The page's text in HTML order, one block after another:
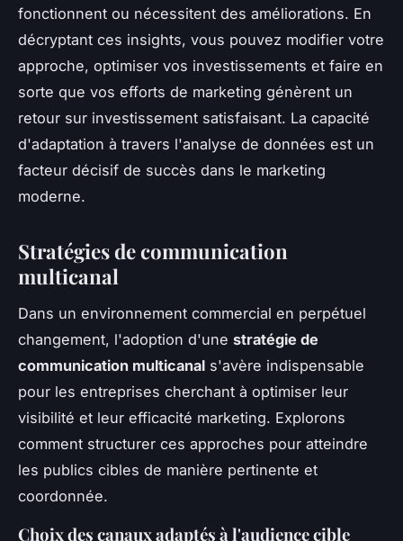
fonctionnent ou nécessitent des améliorations. En
décryptant ces insights, vous pouvez modifier votre
approche, optimiser vos investissements et faire en
sorte que vos efforts de marketing génèrent un
retour sur investissement satisfaisant. La capacité
d'adaptation à travers l'analyse de données est un
facteur décisif de succès dans le marketing
moderne.
Stratégies de communication
multicanal
Dans un environnement commercial en perpétuel
changement, l'adoption d'une stratégie de
communication multicanal s'avère indispensable
pour les entreprises cherchant à optimiser leur
visibilité et leur efficacité marketing. Explorons
comment structurer ces approches pour atteindre
les publics cibles de manière pertinente et
coordonnée.
Choix des canaux adaptés à l'audience cible